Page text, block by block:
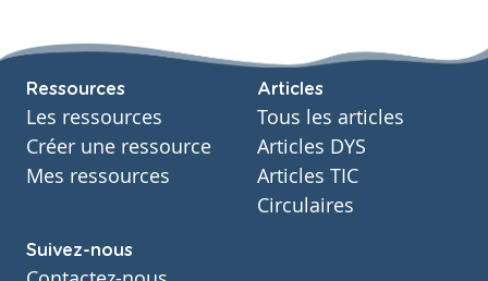
Ressources
Les ressources
Créer une ressource
Mes ressources
Articles
Tous les articles
Articles DYS
Articles TIC
Circulaires
Suivez-nous